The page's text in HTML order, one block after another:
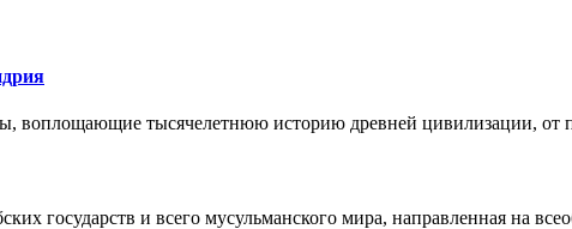
воплощающие тысячелетнюю историю древней цивилизации, от
государств и всего мусульманского мира, направленная на